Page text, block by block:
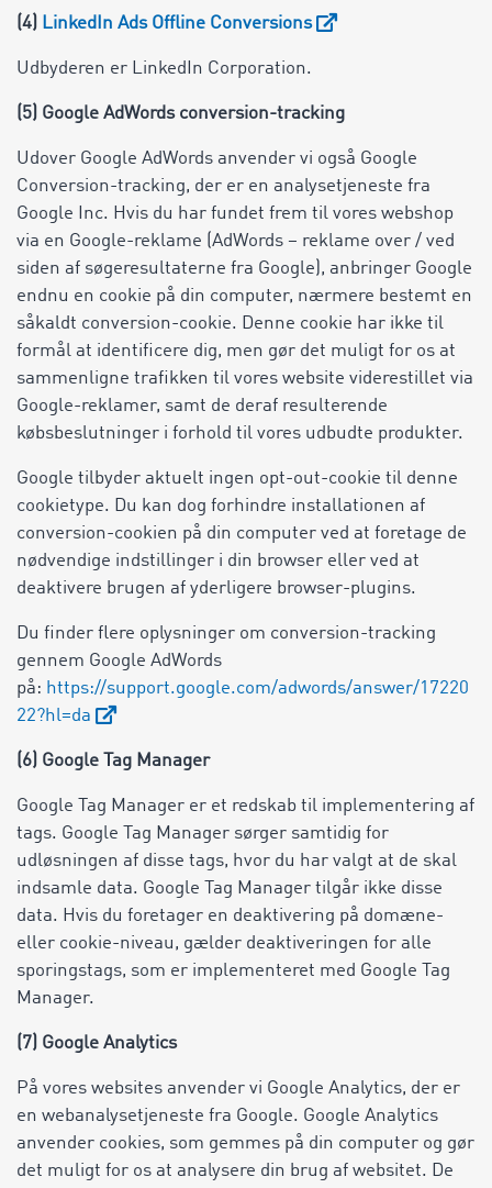
(4) LinkedIn Ads Offline Conversions
Udbyderen er LinkedIn Corporation.
(5) Google AdWords conversion-tracking
Udover Google AdWords anvender vi også Google
Conversion-tracking, der er en analysetjeneste fra
Google Inc. Hvis du har fundet frem til vores webshop
via en Google-reklame (AdWords – reklame over / ved
siden af søgeresultaterne fra Google), anbringer Google
endnu en cookie på din computer, nærmere bestemt en
såkaldt conversion-cookie. Denne cookie har ikke til
formål at identificere dig, men gør det muligt for os at
sammenligne trafikken til vores website viderestillet via
Google-reklamer, samt de deraf resulterende
købsbeslutninger i forhold til vores udbudte produkter.
Google tilbyder aktuelt ingen opt-out-cookie til denne
cookietype. Du kan dog forhindre installationen af
conversion-cookien på din computer ved at foretage de
nødvendige indstillinger i din browser eller ved at
deaktivere brugen af yderligere browser-plugins.
Du finder flere oplysninger om conversion-tracking
gennem Google AdWords
på: https://support.google.com/adwords/answer/17220
22?hl=da
(6) Google Tag Manager
Google Tag Manager er et redskab til implementering af
tags. Google Tag Manager sørger samtidig for
udløsningen af disse tags, hvor du har valgt at de skal
indsamle data. Google Tag Manager tilgår ikke disse
data. Hvis du foretager en deaktivering på domæne-
eller cookie-niveau, gælder deaktiveringen for alle
sporingstags, som er implementeret med Google Tag
Manager.
(7) Google Analytics
På vores websites anvender vi Google Analytics, der er
en webanalysetjeneste fra Google. Google Analytics
anvender cookies, som gemmes på din computer og gør
det muligt for os at analysere din brug af websitet. De